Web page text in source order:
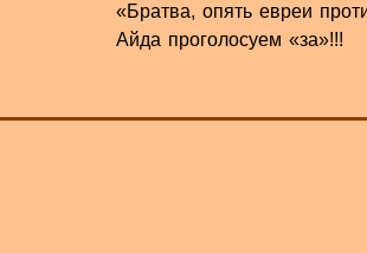
«Братва, опять евреи
Айда проголосуем «за»!!!